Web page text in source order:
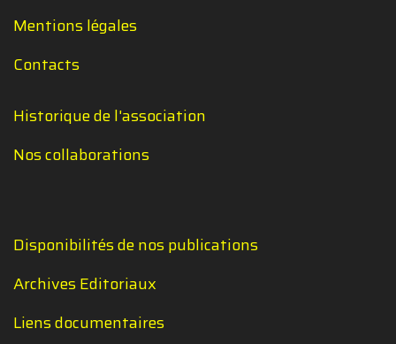
Mentions légales
Contacts
Historique de l'association
Nos collaborations
Disponibilités de nos publications
Archives Editoriaux
Liens documentaires